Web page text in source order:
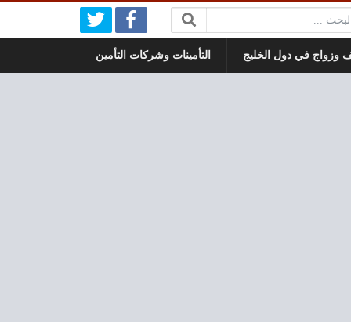
وزواج في دول الخليج التأمينات وشركات التأمين